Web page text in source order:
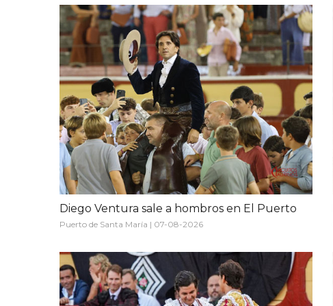
Diego Ventura sale a hombros en El Puerto
Puerto de Santa María | 07-08-2026